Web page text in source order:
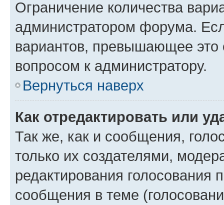
Ограничение количества
администратором форума.
вариантов, превышающее это
вопросом к администратору.
Вернуться наверх
Как отредактировать или
Так же, как и сообщения,
только их создателями,
редактирования голосования
сообщения в теме